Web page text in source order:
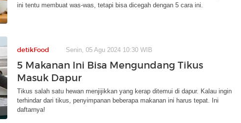
ini tentu membuat was-was, tetapi bisa dicegah dengan 5 cara ini.
detikFood Senin, 05 Agu 2024 10:30 WIB
5 Makanan Ini Bisa Mengundang Tikus
Masuk Dapur
Tikus salah satu hewan menjijikkan yang kerap ditemui di dapur. Kalau ingin
terhindar dari tikus, penyimpanan beberapa makanan ini harus tepat. Ini
daftarnya!